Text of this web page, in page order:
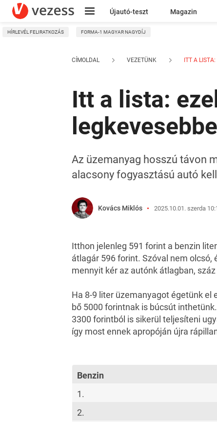
Újautó-teszt Magazin
Kresz
HÍRLEVÉL FELIRATKOZÁS FORMA-1 MAGYAR NAGYDÍJ
CÍMOLDAL VEZETÜNK ITT A
Itt a lista:
Az üzemanyag hosszú távon
alacsony fogyasztású autó
Kovács Miklós 2025.10.01. szerda
Itthon jelenleg 591 forint a benzin
átlagár 596 forint. Szóval nem
mennyit kér az autónk átlagban,
Ha 8-9 liter üzemanyagot égetünk el
bő 5000 forintnak is búcsút
3300 forintból is sikerül teljesíteni
így most ennek apropóján újra
Benzin
1.
2.